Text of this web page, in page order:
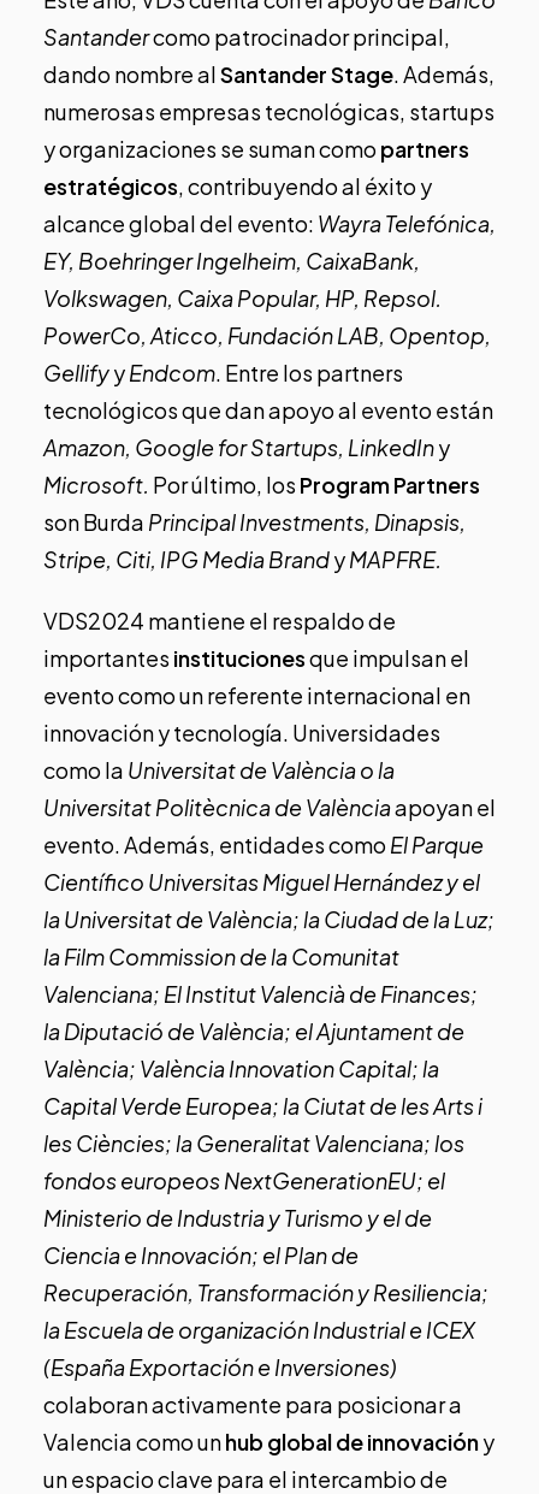
Santandercomo patrocinador principal,
dando nombre alSantander Stage. Además,
numerosas empresas tecnológicas, startups
y organizaciones se suman como partners
estratégicos, contribuyendo al éxito y
alcance global del evento: Wayra Telefónica,
EY, Boehringer Ingelheim, CaixaBank,
Volkswagen, Caixa Popular, HP, Repsol.
PowerCo, Aticco, Fundación LAB, Opentop,
GellifyyEndcom. Entre los partners
tecnológicos que dan apoyo al evento están
Amazon, Google for Startups, LinkedIny
Microsoft. Por último, los Program Partners
son Burda Principal Investments, Dinapsis,
Stripe, Citi, IPG Media BrandyMAPFRE.
VDS2024 mantiene el respaldo de
importantes institucionesque impulsan el
evento como un referente internacional en
innovación y tecnología. Universidades
como la Universitat de València o la
Universitat Politècnica de Valènciaapoyan el
evento. Además, entidades como El Parque
Científico Universitas Miguel Hernández y el
la Universitat de València; la Ciudad de la Luz;
la Film Commission de la Comunitat
Valenciana; El Institut Valencià de Finances;
la Diputació de València; el Ajuntament de
València; València Innovation Capital; la
Capital Verde Europea; la Ciutat de les Arts i
les Ciències; la Generalitat Valenciana; los
fondos europeos NextGenerationEU; el
Ministerio de Industria y Turismo y el de
Ciencia e Innovación; el Plan de
Recuperación, Transformación y Resiliencia;
la Escuela de organización Industrial e ICEX
(España Exportación e Inversiones)
colaboran activamente para posicionar a
Valencia como unhub global de innovacióny
un espacio clave para el intercambio de